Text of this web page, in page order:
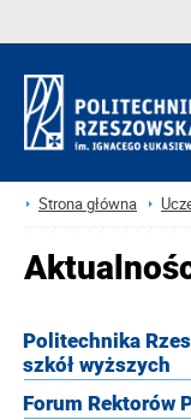
Strona główna
Politechnika
szkół wyższych
Forum Rektorów